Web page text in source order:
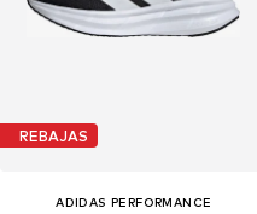
REBAJAS
ADIDAS PERFORMANCE